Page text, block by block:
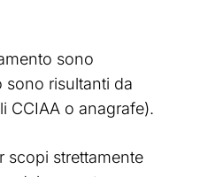
sono
sono risultanti da
CCIAA o anagrafe).
scopi strettamente